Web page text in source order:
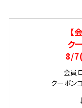
【
ク
8/
会員
クーポン